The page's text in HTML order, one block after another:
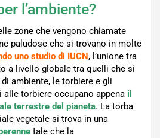
l’ambiente?
zone che vengono chiamate
paludose che si trovano in molte
uno studio di IUCN, l’unione tra
a livello globale tra quelli che si
ambiente, le torbiere e gli
torbiere occupano appena il
terrestre del pianeta. La torba
vegetale si trova in una
tale che la